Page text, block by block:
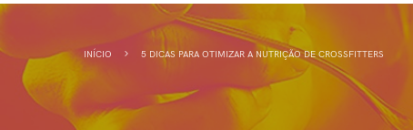
INÍCIO 5 DICAS PARA OTIMIZAR A NUTRIÇÃO DE CROSSFITTERS